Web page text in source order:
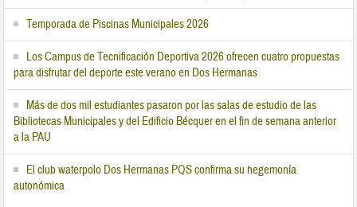
Temporada de Piscinas Municipales 2026
Los Campus de Tecnificación Deportiva 2026 ofrecen cuatro propuestas
para disfrutar del deporte este verano en Dos Hermanas
Más de dos mil estudiantes pasaron por las salas de estudio de las
Bibliotecas Municipales y del Edificio Bécquer en el fin de semana anterior
a la PAU
El club waterpolo Dos Hermanas PQS confirma su hegemonía
autonómica